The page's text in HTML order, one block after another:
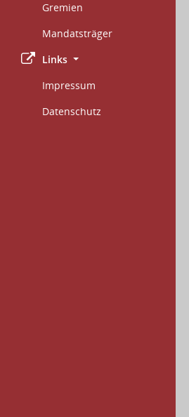
Gremien
Mandatsträger
Links
Impressum
Datenschutz